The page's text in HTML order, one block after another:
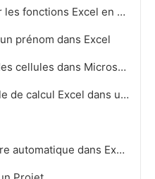
Comment faire pour utiliser les fonctions Excel en VB
prénom dans Excel
Comment copier et coller des cellules dans Microsoft Excel
Comment insérer une feuille de calcul Excel dans un document Word Doc
Pouvez-vous utiliser un filtre automatique dans Excel pour supprimer les enregistrements